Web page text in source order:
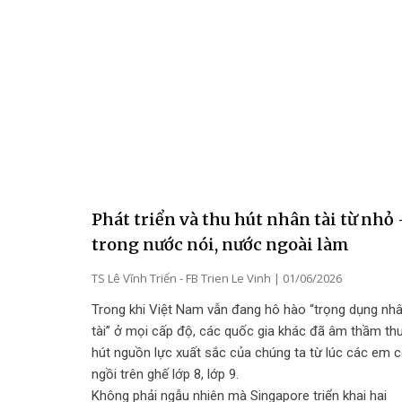
Phát triển và thu hút nhân tài từ nhỏ
trong nước nói, nước ngoài làm
TS Lê Vĩnh Triển - FB Trien Le Vinh
01/06/2026
Trong khi Việt Nam vẫn đang hô hào “trọng dụng
tài” ở mọi cấp độ, các quốc gia khác đã âm thầm thu
hút nguồn lực xuất sắc của chúng ta từ lúc các em
ngồi trên ghế lớp 8, lớp 9.
Không phải ngẫu nhiên mà Singapore triển khai hai